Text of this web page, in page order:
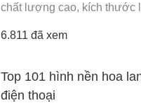
chất lượng cao, kích thước
6.811 đã xem
Top 101 hình nền hoa
điện thoại